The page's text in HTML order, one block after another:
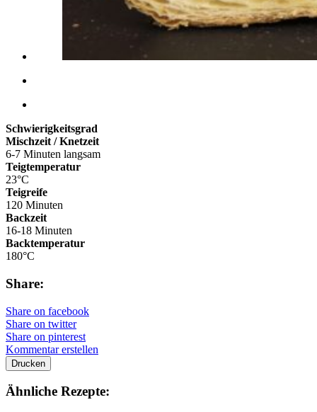
Schwierigkeitsgrad
Mischzeit / Knetzeit
6-7 Minuten langsam
Teigtemperatur
23°C
Teigreife
120 Minuten
Backzeit
16-18 Minuten
Backtemperatur
180°C
Share:
Share on facebook
Share on twitter
Share on pinterest
Kommentar erstellen
Drucken
Ähnliche Rezepte: